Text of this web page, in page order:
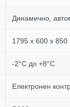
Динамично,
1795 x 600 x
-2°C до +8°C
Електронен